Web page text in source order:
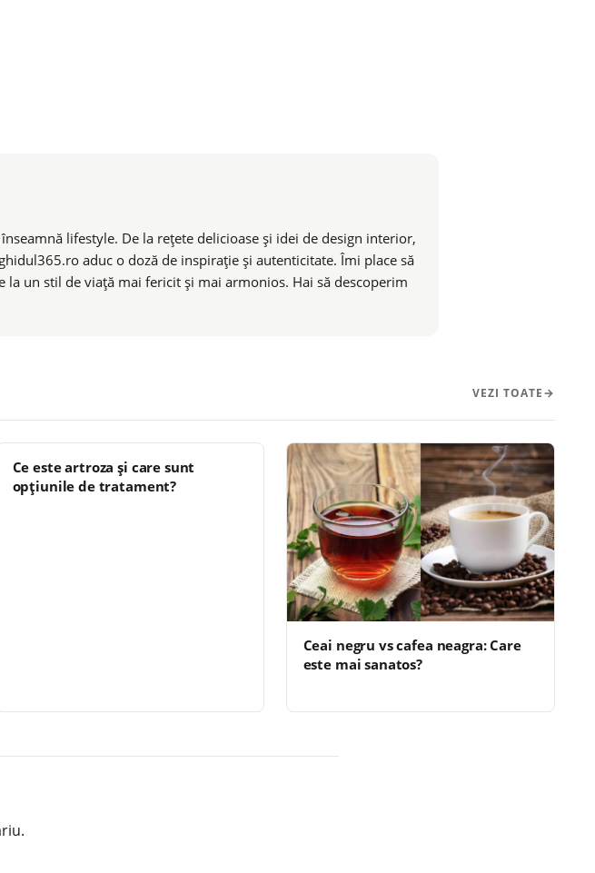
lifestyle. De la rețete delicioase și idei de design interior,
aduc o doză de inspirație și autenticitate. Îmi place să
un stil de viață mai fericit și mai armonios. Hai să descoperim
VEZI TOATE
Ce este artroza și care sunt
opțiunile de tratament?
Ceai negru vs cafea neagra: Care
este mai sanatos?